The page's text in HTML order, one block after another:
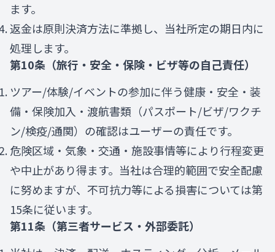
ます。
返金は原則決済方法に準拠し、当社所定の期日内に
処理します。
第10条（旅行・安全・保険・ビザ等の自己責任）
ツアー/体験/イベントの参加に伴う健康・安全・装
備・保険加入・渡航書類（パスポート/ビザ/ワクチ
ン/検疫/通関）の確認はユーザーの責任です。
危険区域・気象・交通・施設事情等により行程変更
や中止があり得ます。当社は合理的範囲で安全配慮
に努めますが、不可抗力等による損害については第
15条に従います。
第11条（第三者サービス・外部委託）